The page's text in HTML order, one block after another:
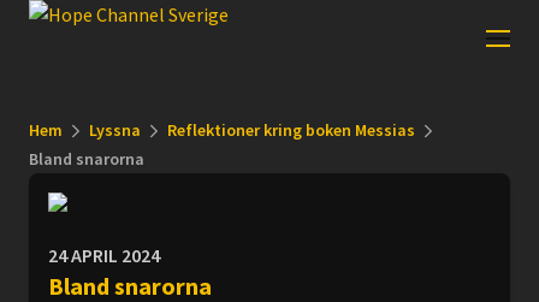
Hem Lyssna
Reflektioner kring boken Messias
Bland snarorna
24 APRIL 2024
Bland snarorna